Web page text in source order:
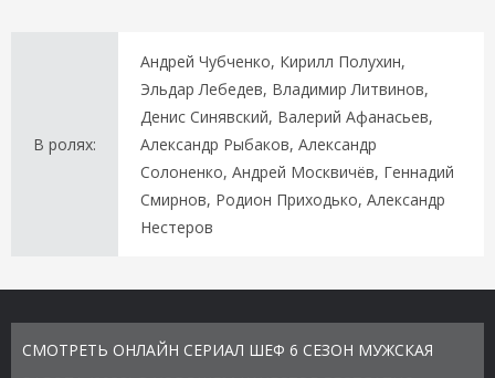
В ролях:
Андрей Чубченко, Кирилл Полухин,
Эльдар Лебедев, Владимир Литвинов,
Денис Синявский, Валерий Афанасьев,
Александр Рыбаков, Александр
Солоненко, Андрей Москвичёв, Геннадий
Смирнов, Родион Приходько, Александр
Нестеров
СМОТРЕТЬ ОНЛАЙН СЕРИАЛ ШЕФ 6 СЕЗОН МУЖСКАЯ